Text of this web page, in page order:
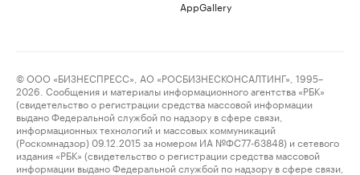
AppGallery
© ООО «БИЗНЕСПРЕСС», АО «РОСБИЗНЕСКОНСАЛТИНГ», 1995–
2026. Сообщения и материалы информационного агентства «РБК»
(свидетельство о регистрации средства массовой информации
выдано Федеральной службой по надзору в сфере связи,
информационных технологий и массовых коммуникаций
(Роскомнадзор) 09.12.2015 за номером ИА №ФС77-63848) и сетевого
издания «РБК» (свидетельство о регистрации средства массовой
информации выдано Федеральной службой по надзору в сфере связи,